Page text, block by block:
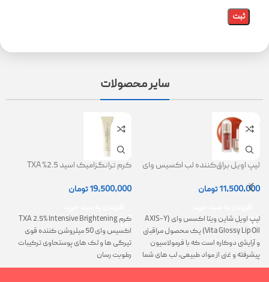
سایر محصولات
لیپ اویل براق‌کننده لب اکسیس وای
11,500,000تومان
لیپ اویل شاین ویتا اکسس وای (AXIS-Y
Vita Glossy Lip Oil) یک محصول مراقبتی
و آرایشی دوکاره است که با فرمولاسیون
پیشرفته و غنی از مواد طبیعی، لب های شما
را همزمان ترمیم، تغذیه و فوق العاده
کرم ترانگزامیک اسید 2.5% TXA
19,500,000تومان
کرم TXA 2.5% Intensive Brightening
اکسیس وای 50 میلروشن کننده قوی
تیرگی ها و لک های پوستحاوی ترکیبات
رطوبت رسان